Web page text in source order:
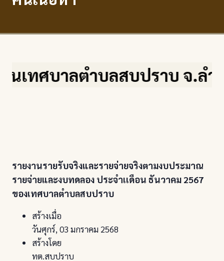
ตำบลสบปราบ จ.ลำปาง เล
รายงานรายรับจริงและรายจ่ายจริงตามงบประมาณ
รายจ่ายและงบทดลอง ประจำเเดือน ธันวาคม 2567
ของเทศบาลตำบลสบปราบ
สร้างเมื่อ
วันศุกร์, 03 มกราคม 2568
สร้างโดย
ทต.สบปราบ